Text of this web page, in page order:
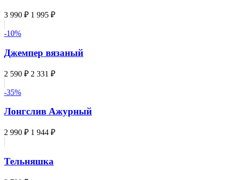
3 990 ₽ 1 995 ₽
-10%
Джемпер вязаный
2 590 ₽ 2 331 ₽
-35%
Лонгслив Ажурный
2 990 ₽ 1 944 ₽
Тельняшка